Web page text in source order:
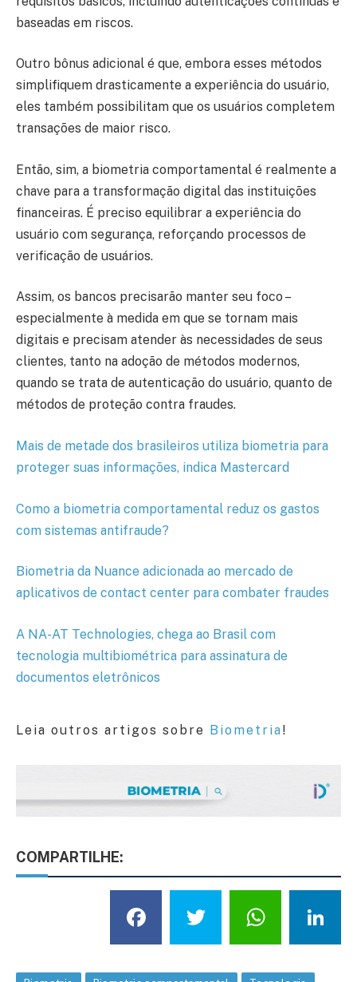
baseadas em riscos.
Outro bônus adicional é que, embora esses métodos
simplifiquem drasticamente a experiência do usuário,
eles também possibilitam que os usuários completem
transações de maior risco.
Então, sim, a biometria comportamental é realmente a
chave para a transformação digital das instituições
financeiras. É preciso equilibrar a experiência do
usuário com segurança, reforçando processos de
verificação de usuários.
Assim, os bancos precisarão manter seu foco –
especialmente à medida em que se tornam mais
digitais e precisam atender às necessidades de seus
clientes, tanto na adoção de métodos modernos,
quando se trata de autenticação do usuário, quanto de
métodos de proteção contra fraudes.
Mais de metade dos brasileiros utiliza biometria para
proteger suas informações, indica Mastercard
Como a biometria comportamental reduz os gastos
com sistemas antifraude?
Biometria da Nuance adicionada ao mercado de
aplicativos de contact center para combater fraudes
A NA-AT Technologies, chega ao Brasil com
tecnologia multibiométrica para assinatura de
documentos eletrônicos
Leia outros artigos sobre Biometria!
COMPARTILHE:
Facebook
Twitter